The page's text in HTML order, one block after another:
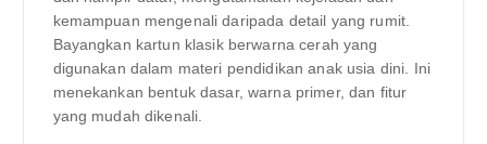
kemampuan mengenali daripada detail yang rumit.
Bayangkan kartun klasik berwarna cerah yang
digunakan dalam materi pendidikan anak usia dini. Ini
menekankan bentuk dasar, warna primer, dan fitur
yang mudah dikenali.